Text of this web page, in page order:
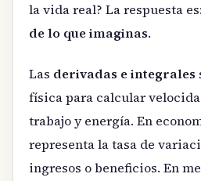
la vida real? La respuesta es:
de lo que imaginas.
Las derivadas e integrales
física para calcular
trabajo y energía. En
representa la tasa de
ingresos o beneficios. En